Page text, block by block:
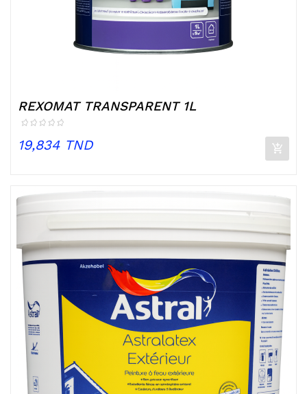
REXOMAT TRANSPARENT 1L
Prix
19,834 TND